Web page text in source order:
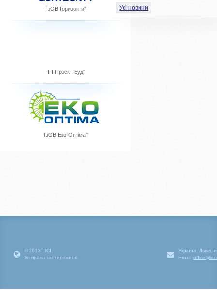
ТзОВ Горизонти"
ПП Проект-Буд"
ТзОВ Еко-Оптіма"
Усі новини
© 2013 ІТСІ.
Усі права застережено.
Україна, Львів,
Email: